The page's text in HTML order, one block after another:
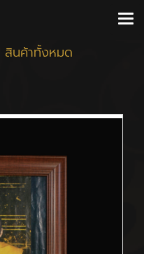
สินค้าทั้งหมด